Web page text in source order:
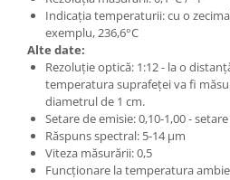
Jeep
Lancia
Land Rover
Mazda
Mercedes
Mini
Nissan
Indicația temperaturii: cu o
exemplu, 236,6°C
Alte date:
Rezoluție optică: 1:12 - la o
temperatura suprafeței va fi
diametrul de 1 cm.
Setare de emisie: 0,10-1,00 -
Răspuns spectral: 5-14 μm
Viteza măsurării: 0,5
Funcționare la temperatura